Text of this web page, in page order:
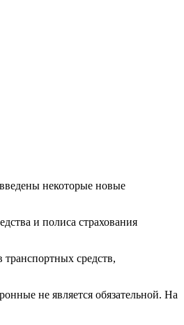
некоторые новые
и полиса страхования
средств,
не является обязательной. На